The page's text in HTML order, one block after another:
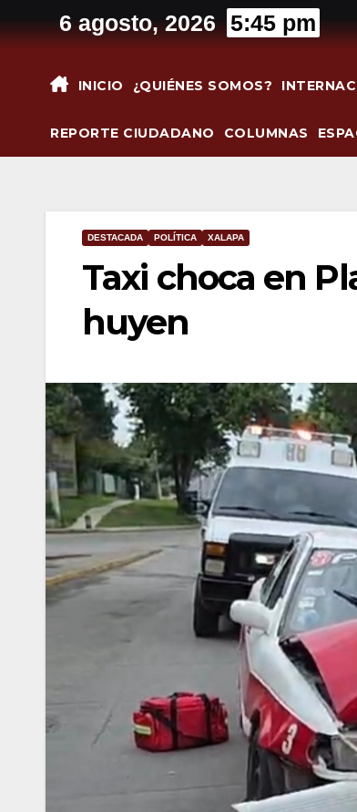
al
6 agosto, 2026 5:45 pm
INICIO ¿QUIÉNES SOMOS?
REPORTE CIUDADANO COLUMNAS
DESTACADA POLÍTICA XALAPA
Taxi choca en
huyen